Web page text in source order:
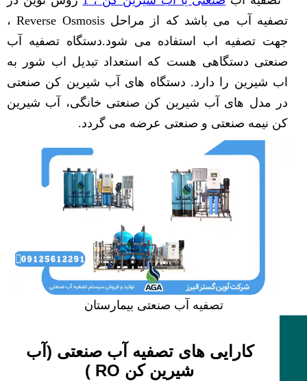
تصفیه آب می باشد که از مراحل Reverse Osmosis ،
جهت تصفیه اب استفاده می شود.دستگاه تصفیه آب
صنعتی دستگاهی هست که استعداد تبدیل اب شور به
اب شیرین را دارد. دستگاه های آب شیرین کن صنعتی
در مدل های آب شیرین کن صنعتی خانگی، آب شیرین
کن نیمه صنعتی و صنعتی عرضه می گردد.
تصفیه آب صنعتی بیمارستان
کارایی های تصفیه آب صنعتی (آب
شیرین کن RO )